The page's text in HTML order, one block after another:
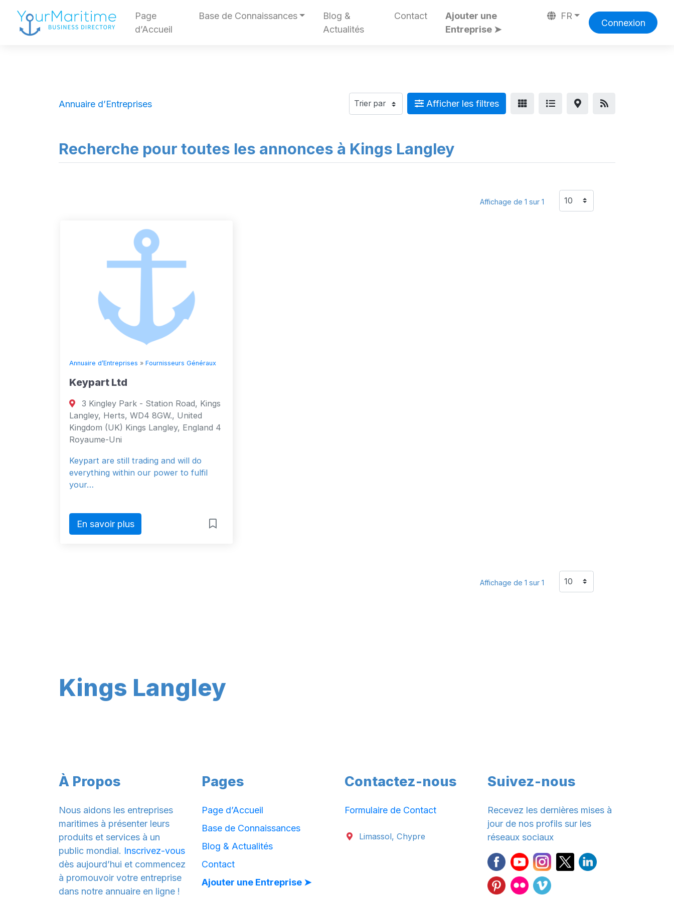
Page
d’Accueil
Base de Connaissances
Blog &
Actualités
Contact
Ajouter une
Entreprise ➤
FR
Connexion
Annuaire d’Entreprises Afficher les filtres
Recherche pour toutes les annonces à Kings Langley
Affichage de 1 sur 1
Annuaire d’Entreprises » Fournisseurs Généraux
Keypart Ltd
3 Kingley Park - Station Road, Kings
Langley, Herts, WD4 8GW., United
Kingdom (UK) Kings Langley, England 4
Royaume-Uni
Keypart are still trading and will do
everything within our power to fulfil
your…
En savoir plus
Affichage de 1 sur 1
Kings Langley
À Propos
Nous aidons les entreprises
maritimes à présenter leurs
produits et services à un
public mondial. Inscrivez-vous
dès aujourd’hui et commencez
à promouvoir votre entreprise
dans notre annuaire en ligne !
Pages
Page d’Accueil
Base de Connaissances
Blog & Actualités
Contact
Ajouter une Entreprise ➤
Contactez-nous
Formulaire de Contact
Limassol, Chypre
Suivez-nous
Recevez les dernières mises à
jour de nos profils sur les
réseaux sociaux